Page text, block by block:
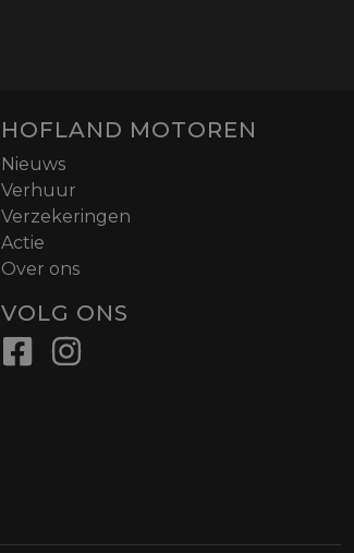
HOFLAND MOTOREN
Nieuws
Verhuur
Verzekeringen
Actie
Over ons
VOLG ONS